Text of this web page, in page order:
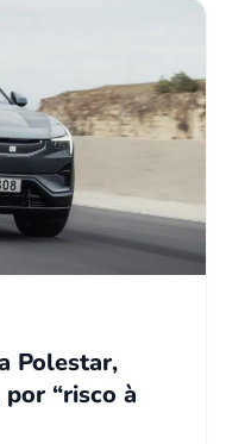
Polestar,
“risco à